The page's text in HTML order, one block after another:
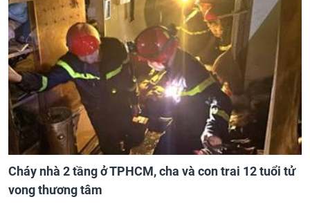
Cháy nhà 2 tầng ở TPHCM, cha và con trai 12 tuổi tử
vong thương tâm